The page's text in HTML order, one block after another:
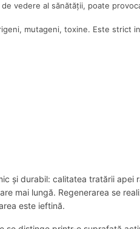
vedere al sănătății, poate
mutageni, toxine. Este strict
și durabil: calitatea tratării
mai lungă. Regenerarea se
este ieftină.